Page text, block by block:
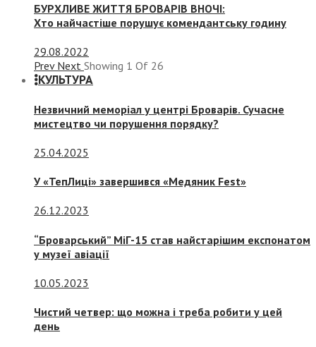
БУРХЛИВЕ ЖИТТЯ БРОВАРІВ ВНОЧІ:
Хто найчастіше порушує комендантську годину
29.08.2022
Prev Next Showing 1 Of 26
КУЛЬТУРА
Незвичний меморіал у центрі Броварів. Сучасне
мистецтво чи порушення порядку?
25.04.2025
У «ТепЛиці» завершився «Медяник Fest»
26.12.2023
“Броварський” МіГ-15 став найстарішим експонатом
у музеї авіації
10.05.2023
Чистий четвер: що можна і треба робити у цей
день